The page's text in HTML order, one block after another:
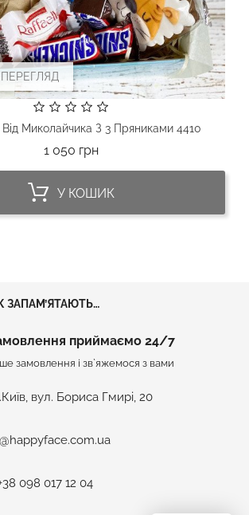
Миколайчика З 3 Пряниками 4410
1 050 грнЦіна
У КОШИК
приймаємо 24/7
замовлення і зв`яжемося з вами
вул. Бориса Гмирі, 20
098 017 12 04